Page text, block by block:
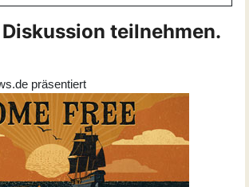
teilnehmen.
präsentiert